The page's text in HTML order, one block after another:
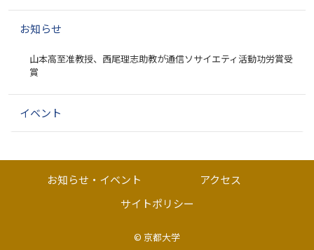
ゲ
お知らせ
山本高至准教授、西尾理志助教が通信ソサイエティ活動功労賞受
賞
イベント
© 京都大学
お知らせ・イベント
アクセス
サイトポリシー